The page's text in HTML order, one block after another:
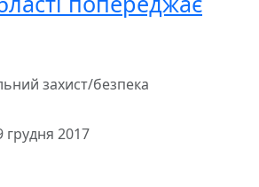
захист/безпека
грудня 2017